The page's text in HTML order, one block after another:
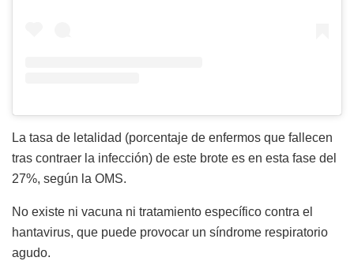
La tasa de letalidad (porcentaje de enfermos que fallecen
tras contraer la infección) de este brote es en esta fase del
27%, según la OMS.
No existe ni vacuna ni tratamiento específico contra el
hantavirus, que puede provocar un síndrome respiratorio
agudo.